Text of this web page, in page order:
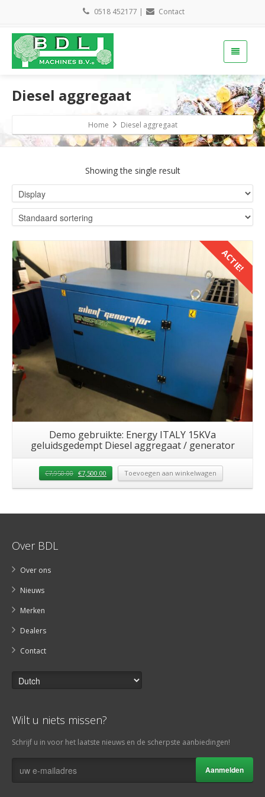
0518 452177 | Contact
Diesel aggregaat
Home Diesel aggregaat
Showing the single result
ACTIE!
Demo gebruikte: Energy ITALY 15KVa
geluidsgedempt Diesel aggregaat / generator
€7,950.00 €7,500.00 Toevoegen aan winkelwagen
Over BDL
Over ons
Nieuws
Merken
Dealers
Contact
Wilt u niets missen?
Schrijf u in voor het laatste nieuws en de scherpste aanbiedingen!
Aanmelden